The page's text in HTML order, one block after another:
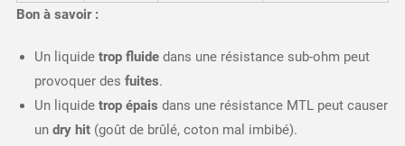
Bon à savoir :
Un liquide trop fluidedans une résistance sub-ohm peut
provoquer des fuites.
Un liquide trop épais dans une résistance MTL peut causer
un dry hit(goût de brûlé, coton mal imbibé).